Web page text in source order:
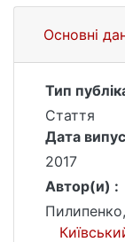
Основні
Тип
Стаття
Дата
2017
Автор(и) :